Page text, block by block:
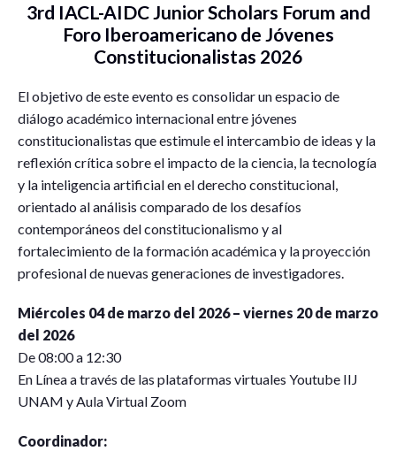
3rd IACL-AIDC Junior Scholars Forum and
Foro Iberoamericano de Jóvenes
Constitucionalistas 2026
El objetivo de este evento es consolidar un espacio de
diálogo académico internacional entre jóvenes
constitucionalistas que estimule el intercambio de ideas y la
reflexión crítica sobre el impacto de la ciencia, la tecnología
y la inteligencia artificial en el derecho constitucional,
orientado al análisis comparado de los desafíos
contemporáneos del constitucionalismo y al
fortalecimiento de la formación académica y la proyección
profesional de nuevas generaciones de investigadores.
Miércoles 04 de marzo del 2026 – viernes 20 de marzo
del 2026
De 08:00 a 12:30
En Línea a través de las plataformas virtuales Youtube IIJ
UNAM y Aula Virtual Zoom
Coordinador: